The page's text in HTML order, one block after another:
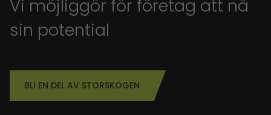
Vi möjliggör för företag att nå
sin potential
BLI EN DEL AV STORSKOGEN